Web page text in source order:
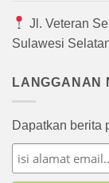
Jl. Veteran
Sulawesi
LANGGANAN
Dapatkan berita